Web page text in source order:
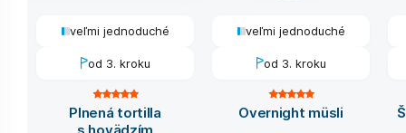
veľmi jednoduché
od 3. kroku
Plnená tortilla
s hovädzím
veľmi jednoduché
od 3. kroku
Overnight müsli